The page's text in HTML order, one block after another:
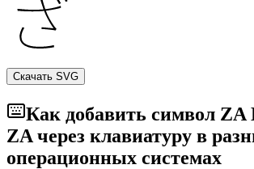
Скачать SVG
Как добавить символ ZA
ZA через клавиатуру в
операционных системах